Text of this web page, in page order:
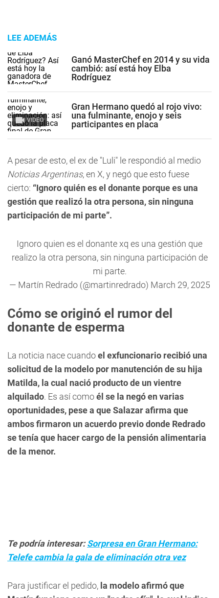
LEE ADEMÁS
Ganó MasterChef en 2014 y su vida
cambió: así está hoy Elba
Rodríguez
VIDEO
Gran Hermano quedó al rojo vivo:
una fulminante, enojo y seis
participantes en placa
A pesar de esto, el ex de "Luli" le respondió al medio
Noticias Argentinas, en X, y negó que esto fuese
cierto: “Ignoro quién es el donante porque es una
gestión que realizó la otra persona, sin ninguna
participación de mi parte”.
Ignoro quien es el donante xq es una gestión que
realizo la otra persona, sin ninguna participación de
mi parte.
— Martín Redrado (@martinredrado) March 29, 2025
Cómo se originó el rumor del
donante de esperma
La noticia nace cuandoel exfuncionario recibió una
solicitud de la modelo por manutención de su hija
Matilda, la cual nació producto de un vientre
alquilado. Es así comoél se la negó en varias
oportunidades, pese a que Salazar afirma que
ambos firmaron un acuerdo previo donde Redrado
se tenía que hacer cargo de la pensión alimentaria
de la menor.
Te podría interesar:Sorpresa en Gran Hermano:
Telefe cambia la gala de eliminación otra vez
Para justificar el pedido, la modelo afirmó que